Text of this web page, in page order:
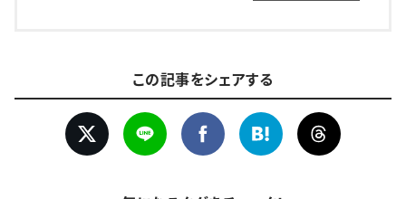
この記事をシェアする